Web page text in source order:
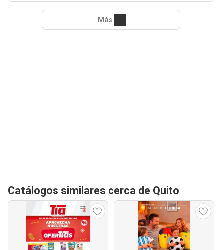
Más
Catálogos similares cerca de Quito